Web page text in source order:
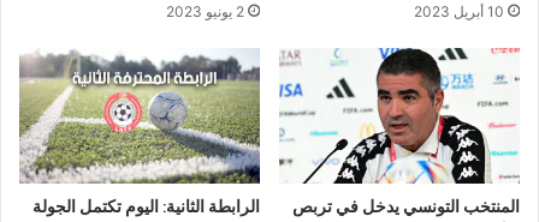
10 أبريل 2023 2 يونيو 2023
المنتخب التونسي يدخل في تربص
الرابطة الثانية: اليوم تكتمل الجولة